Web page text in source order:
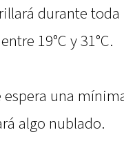
durante
19°C y 31°C.
una
algo nublado.